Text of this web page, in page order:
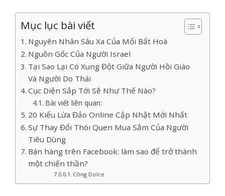
Mục lục bài viết
Nguyên Nhân Sâu Xa Của Mối Bất Hoà
Nguồn Gốc Của Người Israel
Tại Sao Lại Có Xung Đột Giữa Người Hồi Giáo
Và Người Do Thái
Cục Diện Sắp Tới Sẽ Như Thế Nào?
Bài viết liên quan:
20 Kiểu Lừa Đảo Online Cập Nhật Mới Nhất
Sự Thay Đổi Thói Quen Mua Sắm Của Người
Tiêu Dùng
Bán hàng trên Facebook: làm sao để trở thành
một chiến thần?
Công Dolce